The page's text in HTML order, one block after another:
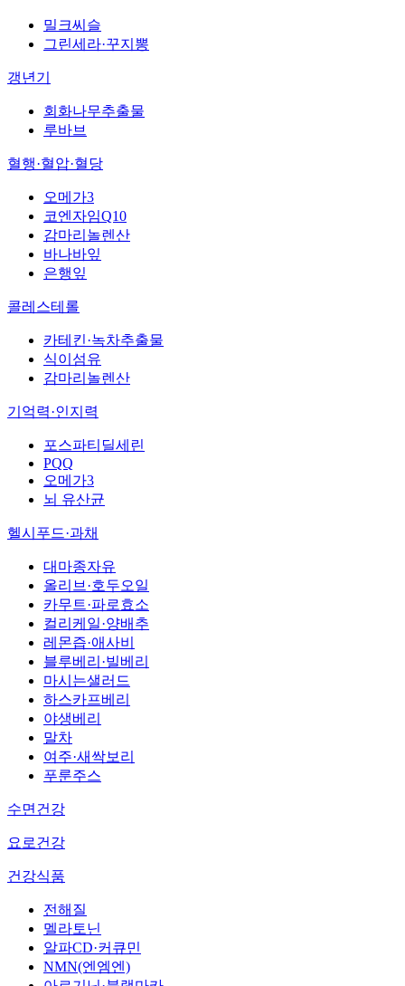
밀크씨슬
그린세라·꾸지뽕
갱년기
회화나무추출물
루바브
혈행·혈압·혈당
오메가3
코엔자임Q10
감마리놀렌산
바나바잎
은행잎
콜레스테롤
카테킨·녹차추출물
식이섬유
감마리놀렌산
기억력·인지력
포스파티딜세린
PQQ
오메가3
뇌 유산균
헬시푸드·과채
대마종자유
올리브·호두오일
카무트·파로효소
컬리케일·양배추
레몬즙·애사비
블루베리·빌베리
마시는샐러드
하스카프베리
야생베리
말차
여주·새싹보리
푸룬주스
수면건강
요로건강
건강식품
전해질
멜라토닌
알파CD·커큐민
NMN(엔엠엔)